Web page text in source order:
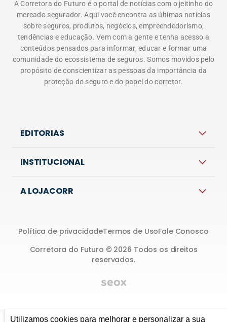
Corretora do Futuro © 2026 Todos os direitos
reservados.
Política de privacidadeTermos de UsoFale Conosco
Utilizamos cookies para melhorar e personalizar a sua